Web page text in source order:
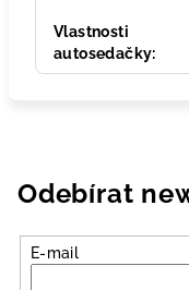
Vlastnosti
autosedačky:
Odebírat
E-mail